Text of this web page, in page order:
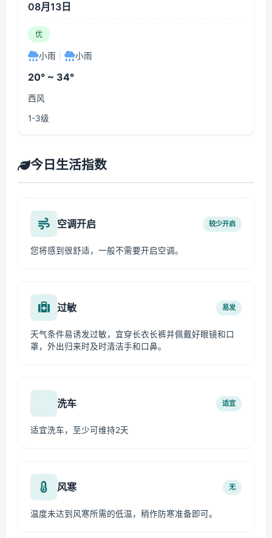
08月13日
优
小雨 小雨
20° ~ 34°
西风
1-3级
今日生活指数
空调开启 较少开启
您将感到很舒适，一般不需要开启空调。
过敏 易发
天气条件易诱发过敏，宜穿长衣长裤并佩戴好眼镜和口
罩，外出归来时及时清洁手和口鼻。
洗车 适宜
适宜洗车，至少可维持2天
风寒 无
温度未达到风寒所需的低温，稍作防寒准备即可。